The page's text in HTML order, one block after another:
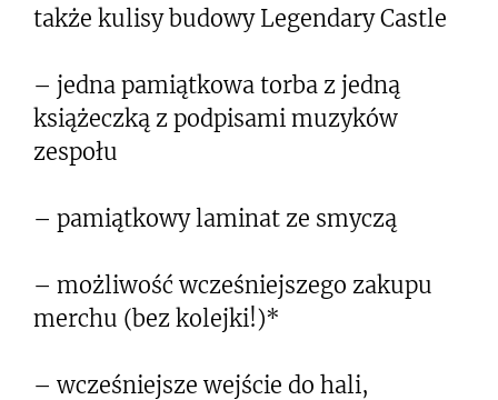
także kulisy budowy Legendary Castle
– jedna pamiątkowa torba z jedną
książeczką z podpisami muzyków
zespołu
– pamiątkowy laminat ze smyczą
– możliwość wcześniejszego zakupu
merchu (bez kolejki!)*
– wcześniejsze wejście do hali,